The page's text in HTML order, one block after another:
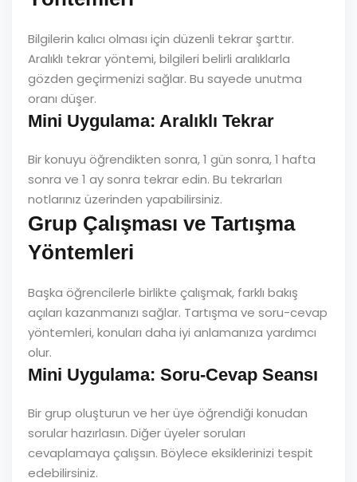
Bilgilerin kalıcı olması için düzenli tekrar şarttır.
Aralıklı tekrar yöntemi, bilgileri belirli aralıklarla
gözden geçirmenizi sağlar. Bu sayede unutma
oranı düşer.
Mini Uygulama: Aralıklı Tekrar
Bir konuyu öğrendikten sonra, 1 gün sonra, 1 hafta
sonra ve 1 ay sonra tekrar edin. Bu tekrarları
notlarınız üzerinden yapabilirsiniz.
Grup Çalışması ve Tartışma
Yöntemleri
Başka öğrencilerle birlikte çalışmak, farklı bakış
açıları kazanmanızı sağlar. Tartışma ve soru-cevap
yöntemleri, konuları daha iyi anlamanıza yardımcı
olur.
Mini Uygulama: Soru-Cevap Seansı
Bir grup oluşturun ve her üye öğrendiği konudan
sorular hazırlasın. Diğer üyeler soruları
cevaplamaya çalışsın. Böylece eksiklerinizi tespit
edebilirsiniz.